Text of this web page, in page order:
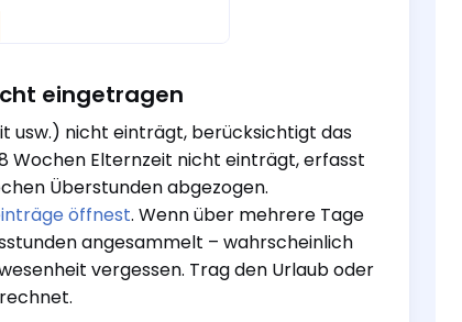
eingetragen
usw.) nicht einträgt, berücksichtigt das
Wochen Elternzeit nicht einträgt, erfasst
Überstunden abgezogen.
öffnest. Wenn über mehrere Tage
angesammelt – wahrscheinlich
vergessen. Trag den Urlaub oder